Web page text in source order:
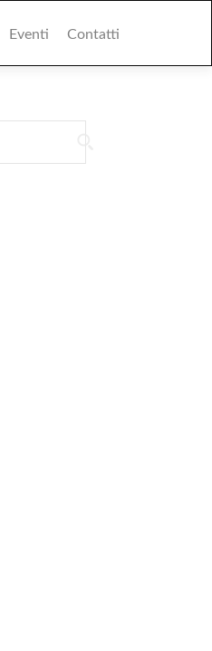
Eventi Contatti